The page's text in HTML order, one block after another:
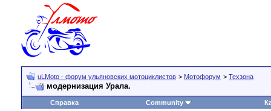
uLMoto - форум ульяновских мотоциклистов > Мотофорум > Техзона
модернизация Урала.
Справка Community